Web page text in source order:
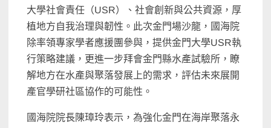
大學社會責任（USR）、社會創新與公共資源，厚
植地方自我治理與韌性。此次金門場沙龍，國海院
除率領專家學者應援團參與，提供金門大學USR執
行策略建議，更進一步拜會金門縣水產試驗所，瞭
解地方在水產與聚落發展上的需求，評估未來展開
產官學研社區協作的可能性。
國海院院長陳璋玲表示，為強化金門在海岸聚落永